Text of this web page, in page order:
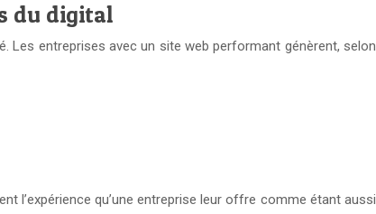
du digital
Les entreprises avec un site web performant génèrent, selon
l’expérience qu’une entreprise leur offre comme étant aussi